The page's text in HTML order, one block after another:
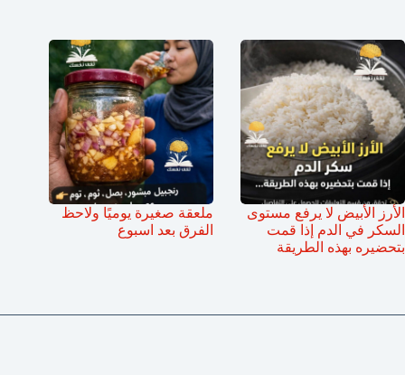
الأرز الأبيض لا يرفع مستوى
السكر في الدم إذا قمت
بتحضيره بهذه الطريقة
ملعقة صغيرة يوميًا ولاحظ
الفرق بعد اسبوع